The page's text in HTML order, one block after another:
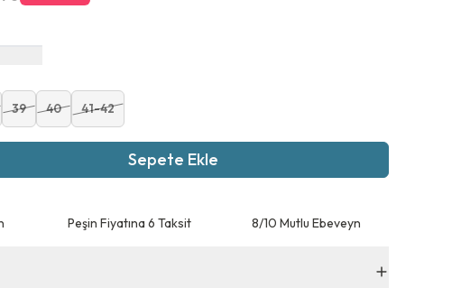
39 40 41-42
Sepete Ekle
Peşin Fiyatına 6 Taksit 8/10 Mutlu Ebeveyn